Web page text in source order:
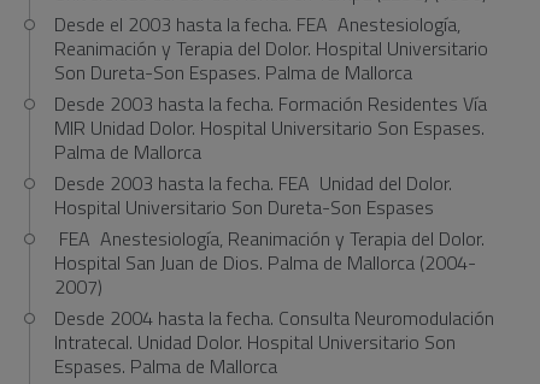
Desde el 2003 hasta la fecha. FEA Anestesiología,
Reanimación y Terapia del Dolor. Hospital Universitario
Son Dureta-Son Espases. Palma de Mallorca
Desde 2003 hasta la fecha. Formación Residentes Vía
MIR Unidad Dolor. Hospital Universitario Son Espases.
Palma de Mallorca
Desde 2003 hasta la fecha. FEA Unidad del Dolor.
Hospital Universitario Son Dureta-Son Espases
FEA Anestesiología, Reanimación y Terapia del Dolor.
Hospital San Juan de Dios. Palma de Mallorca (2004-
2007)
Desde 2004 hasta la fecha. Consulta Neuromodulación
Intratecal. Unidad Dolor. Hospital Universitario Son
Espases. Palma de Mallorca